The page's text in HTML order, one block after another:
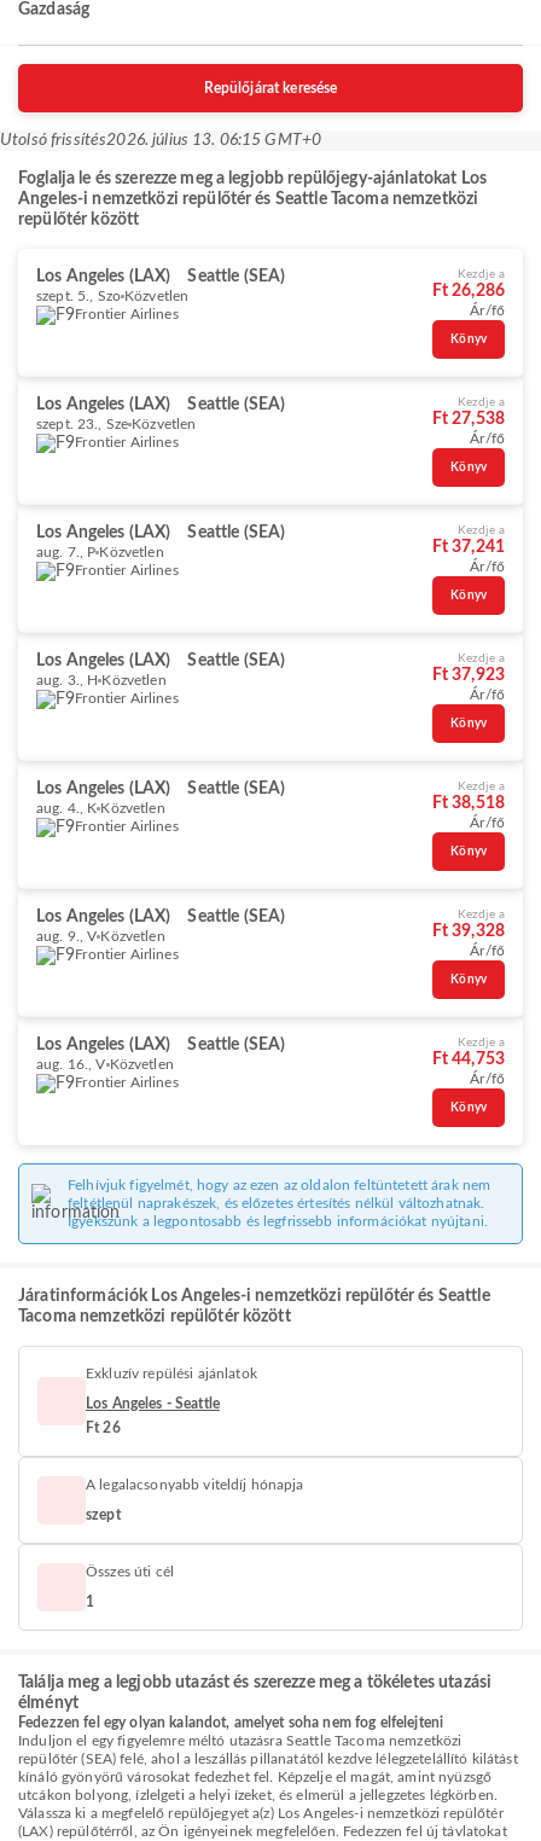
Gazdaság
Repülőjárat keresése
Utolsó frissítés2026. július 13. 06:15 GMT+0
Foglalja le és szerezze meg a legjobb repülőjegy-ajánlatokat Los
Angeles-i nemzetközi repülőtér és Seattle Tacoma nemzetközi
repülőtér között
Los Angeles (LAX) Seattle (SEA)
szept. 5., Szo Közvetlen
Frontier Airlines
Kezdje a
Ft 26,286
Ár/fő
Könyv
Los Angeles (LAX) Seattle (SEA)
szept. 23., Sze Közvetlen
Frontier Airlines
Kezdje a
Ft 27,538
Ár/fő
Könyv
Los Angeles (LAX) Seattle (SEA)
aug. 7., P Közvetlen
Frontier Airlines
Kezdje a
Ft 37,241
Ár/fő
Könyv
Los Angeles (LAX) Seattle (SEA)
aug. 3., H Közvetlen
Frontier Airlines
Kezdje a
Ft 37,923
Ár/fő
Könyv
Los Angeles (LAX) Seattle (SEA)
aug. 4., K Közvetlen
Frontier Airlines
Kezdje a
Ft 38,518
Ár/fő
Könyv
Los Angeles (LAX) Seattle (SEA)
aug. 9., V Közvetlen
Frontier Airlines
Kezdje a
Ft 39,328
Ár/fő
Könyv
Los Angeles (LAX) Seattle (SEA)
aug. 16., V Közvetlen
Frontier Airlines
Kezdje a
Ft 44,753
Ár/fő
Könyv
Felhívjuk figyelmét, hogy az ezen az oldalon feltüntetett árak nem
feltétlenül naprakészek, és előzetes értesítés nélkül változhatnak.
Igyekszünk a legpontosabb és legfrissebb információkat nyújtani.
Járatinformációk Los Angeles-i nemzetközi repülőtér és Seattle
Tacoma nemzetközi repülőtér között
Exkluzív repülési ajánlatok
Los Angeles - Seattle
Ft 26
A legalacsonyabb viteldíj hónapja
szept
Összes úti cél
1
Találja meg a legjobb utazást és szerezze meg a tökéletes utazási
élményt
Fedezzen fel egy olyan kalandot, amelyet soha nem fog elfelejteni
Induljon el egy figyelemre méltó utazásra Seattle Tacoma nemzetközi
repülőtér (SEA) felé, ahol a leszállás pillanatától kezdve lélegzetelállító kilátást
kínáló gyönyörű városokat fedezhet fel. Képzelje el magát, amint nyüzsgő
utcákon bolyong, ízlelgeti a helyi ízeket, és elmerül a jellegzetes légkörben.
Válassza ki a megfelelő repülőjegyet a(z) Los Angeles-i nemzetközi repülőtér
(LAX) repülőtérről, az Ön igényeinek megfelelően. Fedezzen fel új távlatokat